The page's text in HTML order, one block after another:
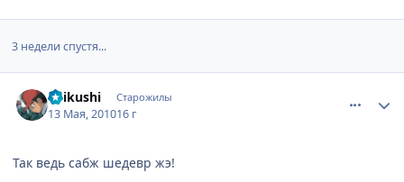
3 недели спустя...
Shikushi Старожилы
13 Мая, 201016 г
Так ведь сабж шедевр жэ!